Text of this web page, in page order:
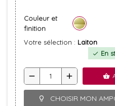
Couleur et
finition
Votre sélection : Laiton
check En
remove add shopping_basket
lightbulb_outline CHOISIR MON